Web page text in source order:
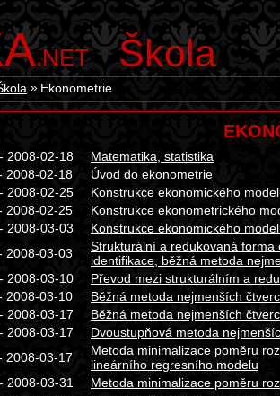
.NET Škola
Ekonometrie
2008-02-18
Matematika, statistika
2008-02-18
Úvod do ekonometrie
2008-02-25
Konstrukce ekonomického
2008-02-25
Konstrukce ekonometrického
2008-03-03
Konstrukce ekonomického
2008-03-03
Strukturální a redukovaná
identifikace, běžná metoda
2008-03-10
Převod mezi strukturálním a
2008-03-10
Běžná metoda nejmenších
2008-03-17
Běžná metoda nejmenších
2008-03-17
Dvoustupňová metoda
2008-03-17
Metoda minimalizace poměru
lineárního regresního modelu
2008-03-31
Metoda minimalizace poměru